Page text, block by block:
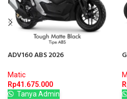
ADV160 ABS 2026
Matic
Rp41.675.000
Tanya Admin